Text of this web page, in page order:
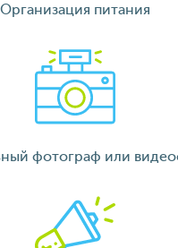
Организация питания
фотограф или